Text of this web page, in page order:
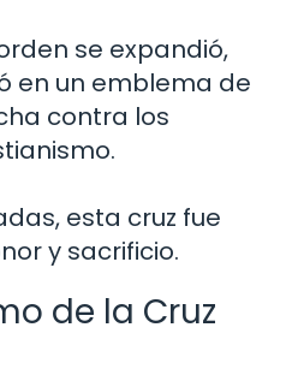
se expandió,
en un emblema de
contra los
esta cruz fue
y sacrificio.
de la Cruz